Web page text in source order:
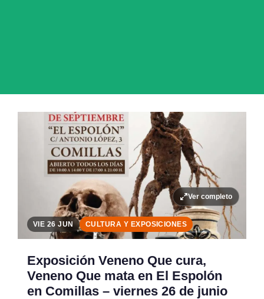
Ver completo
VIE 26 JUN CULTURA Y EXPOSICIONES
Exposición Veneno Que cura,
Veneno Que mata en El Espolón
en Comillas – viernes 26 de junio